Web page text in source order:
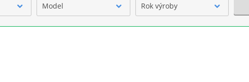
Model Rok výroby